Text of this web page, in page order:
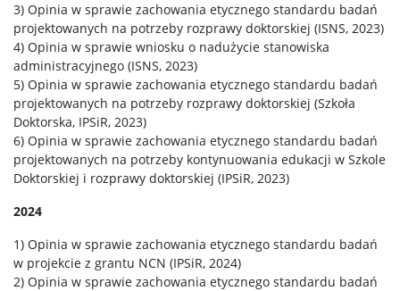
3) Opinia w sprawie zachowania etycznego standardu badań
projektowanych na potrzeby rozprawy doktorskiej (ISNS, 2023)
4) Opinia w sprawie wniosku o nadużycie stanowiska
administracyjnego (ISNS, 2023)
5) Opinia w sprawie zachowania etycznego standardu badań
projektowanych na potrzeby rozprawy doktorskiej (Szkoła
Doktorska, IPSiR, 2023)
6) Opinia w sprawie zachowania etycznego standardu badań
projektowanych na potrzeby kontynuowania edukacji w Szkole
Doktorskiej i rozprawy doktorskiej (IPSiR, 2023)
2024
1) Opinia w sprawie zachowania etycznego standardu badań
w projekcie z grantu NCN (IPSiR, 2024)
2) Opinia w sprawie zachowania etycznego standardu badań